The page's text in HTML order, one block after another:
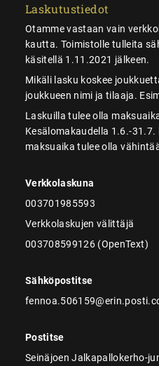
Laskutustiedot
Otamme vastaan vain
kautta. Toimistolle tulleita
käsitellä 1.11.2021 jälkeen.
Mikäli lasku koskee
joukkueen nimi ja tilaaja.
Laskuilla tulee olla
Kesälomakaudella 1.6.-
maksuaika tulee olla
Verkkolaskuna
003701985593
Verkkolaskujen välittäjä
003708599126 (OpenText)
Sähköpostitse
Postitse
Seinäjoen Jalkapallokerho-